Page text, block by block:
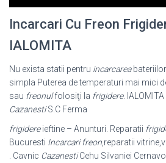
Incarcari Cu Freon
IALOMITA
Nu exista statii pentru incarcarea
simpla Puterea de temperaturi mai mici
sau freonulfolosiţi la frigidere.
CazanestiS.C Ferma
frigidereieftine – Anunturi. Reparatii
Bucuresti Incarcari freon ,reparatii
. Cavnic CazanestiCehu Silvaniei